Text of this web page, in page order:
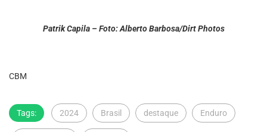
Patrik Capila – Foto: Alberto Barbosa/Dirt Photos
CBM
Tags: 2024 Brasil destaque Enduro